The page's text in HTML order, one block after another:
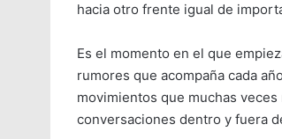
hacia otro frente igual de
Es el momento en el que
rumores que acompaña cada
movimientos que muchas
conversaciones dentro y fuera